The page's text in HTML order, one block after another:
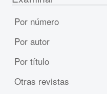
Por número
Por autor
Por título
Otras revistas